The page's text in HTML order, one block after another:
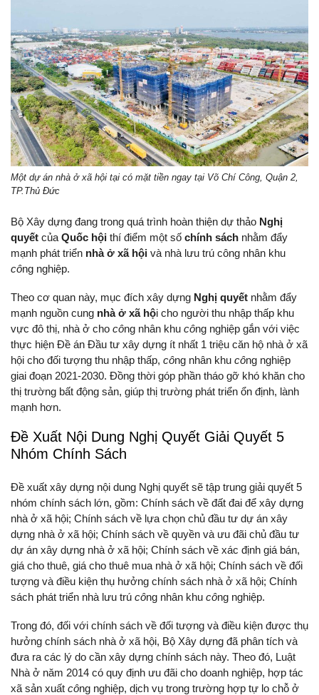
Một dự án nhà ở xã hội tại có mặt tiền ngay tại Võ Chí Công, Quận 2,
TP.Thủ Đức
Bộ Xây dựng đang trong quá trình hoàn thiện dự thảo Nghị
quyết của Quốc hội thí điểm một số chính sách nhằm đẩy
mạnh phát triển nhà ở xã hội và nhà lưu trú công nhân khu
công nghiệp.
Theo cơ quan này, mục đích xây dựng Nghị quyết nhằm đẩy
mạnh nguồn cung nhà ở xã hội cho người thu nhập thấp khu
vực đô thị, nhà ở cho công nhân khu công nghiệp gắn với việc
thực hiện Đề án Đầu tư xây dựng ít nhất 1 triệu căn hộ nhà ở xã
hội cho đối tượng thu nhập thấp, công nhân khu công nghiệp
giai đoạn 2021-2030. Đồng thời góp phần tháo gỡ khó khăn cho
thị trường bất động sản, giúp thị trường phát triển ổn định, lành
mạnh hơn.
Đề Xuất Nội Dung Nghị Quyết Giải Quyết 5
Nhóm Chính Sách
Đề xuất xây dựng nội dung Nghị quyết sẽ tập trung giải quyết 5
nhóm chính sách lớn, gồm: Chính sách về đất đai để xây dựng
nhà ở xã hội; Chính sách về lựa chọn chủ đầu tư dự án xây
dựng nhà ở xã hội; Chính sách về quyền và ưu đãi chủ đầu tư
dự án xây dựng nhà ở xã hội; Chính sách về xác định giá bán,
giá cho thuê, giá cho thuê mua nhà ở xã hội; Chính sách về đối
tượng và điều kiện thụ hưởng chính sách nhà ở xã hội; Chính
sách phát triển nhà lưu trú công nhân khu công nghiệp.
Trong đó, đối với chính sách về đối tượng và điều kiện được thụ
hưởng chính sách nhà ở xã hội, Bộ Xây dựng đã phân tích và
đưa ra các lý do cần xây dựng chính sách này. Theo đó, Luật
Nhà ở năm 2014 có quy định ưu đãi cho doanh nghiệp, hợp tác
xã sản xuất công nghiệp, dịch vụ trong trường hợp tự lo chỗ ở